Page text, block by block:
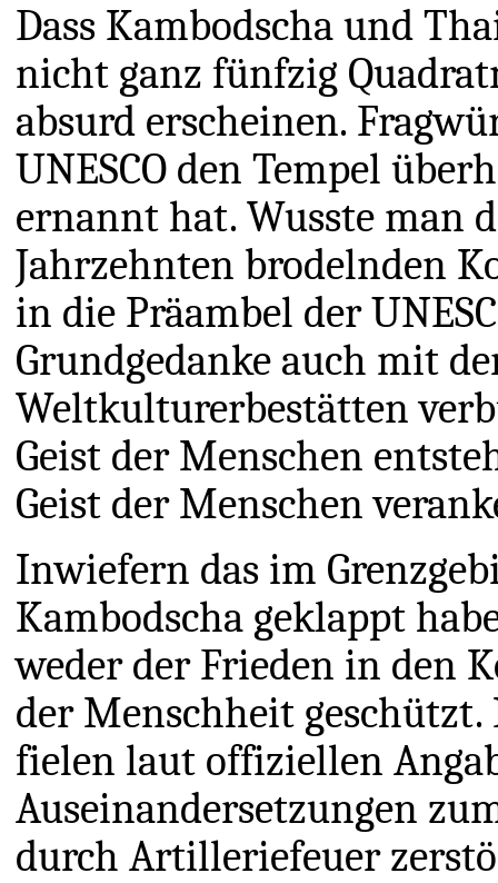
Dass Kambodscha und
nicht ganz fünfzig
absurd erscheinen.
UNESCO den Tempel
ernannt hat. Wusste man
Jahrzehnten brodelnden
in die Präambel der
Grundgedanke auch mit
Weltkulturerbestätten
Geist der Menschen
Geist der Menschen
Inwiefern das im
Kambodscha geklappt
weder der Frieden in den
der Menschheit geschützt.
fielen laut offiziellen
Auseinandersetzungen
durch Artilleriefeuer